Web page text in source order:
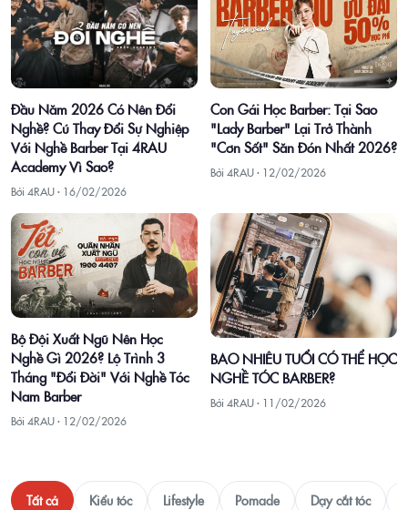
Đầu Năm 2026 Có Nên Đổi
Nghề? Cú Thay Đổi Sự Nghiệp
Với Nghề Barber Tại 4RAU
Academy Vì Sao?
Bởi 4RAU · 16/02/2026
Con Gái Học Barber: Tại Sao
"Lady Barber" Lại Trở Thành
"Cơn Sốt" Săn Đón Nhất 2026?
Bởi 4RAU · 12/02/2026
Bộ Đội Xuất Ngũ Nên Học
Nghề Gì 2026? Lộ Trình 3
Tháng "Đổi Đời" Với Nghề Tóc
Nam Barber
Bởi 4RAU · 12/02/2026
BAO NHIÊU TUỔI CÓ THỂ HỌC
NGHỀ TÓC BARBER?
Bởi 4RAU · 11/02/2026
Tất cả Kiểu tóc Lifestyle Pomade Dạy cắt tóc